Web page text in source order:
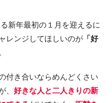
新年最初の１月を迎えるに
レンジしてほしいのが 「好
付き合いならめんどくさい
、 好きな人と二人きりの新